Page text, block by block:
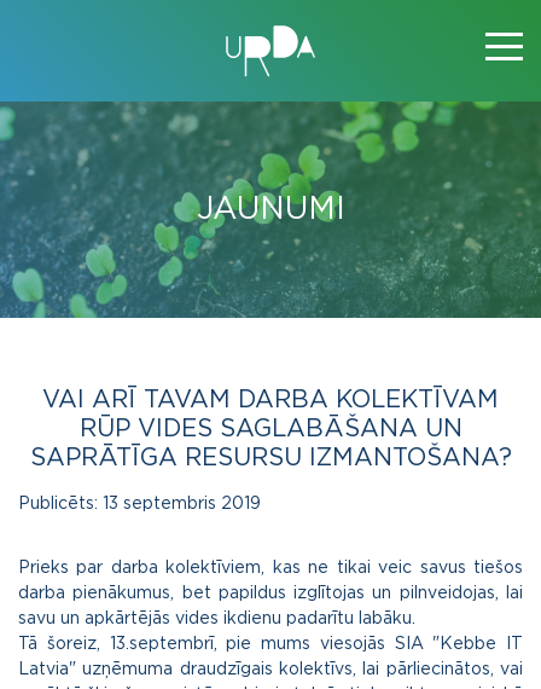
JAUNUMI
VAI ARĪ TAVAM DARBA KOLEKTĪVAM
RŪP VIDES SAGLABĀŠANA UN
SAPRĀTĪGA RESURSU IZMANTOŠANA?
Publicēts: 13 septembris 2019
Prieks par darba kolektīviem, kas ne tikai veic savus tiešos
darba pienākumus, bet papildus izglītojas un pilnveidojas, lai
savu un apkārtējās vides ikdienu padarītu labāku.
Tā šoreiz, 13.septembrī, pie mums viesojās SIA "Kebbe IT
Latvia" uzņēmuma draudzīgais kolektīvs, lai pārliecinātos, vai